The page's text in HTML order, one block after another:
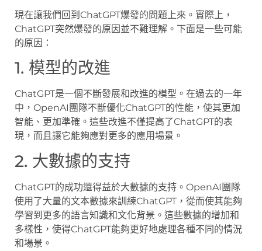
現在讓我們回到ChatGPT爆發的問題上來。實際上，
ChatGPT突然爆發的原因並不難理解。下面是一些可能
的原因：
1. 模型的改進
ChatGPT是一個不斷發展和改進的模型。在過去的一年
中，OpenAI團隊不斷優化ChatGPT的性能，使其更加
智能、更加準確。這些改進不僅提高了ChatGPT的表
現，而且讓它能夠應對更多的應用場景。
2. 大數據的支持
ChatGPT的成功還得益於大數據的支持。OpenAI團隊
使用了大量的文本數據來訓練ChatGPT，從而使其能夠
學習到更多的語言知識和文化背景。這些數據的增加和
多樣性，使得ChatGPT能夠更好地處理各種不同的情況
和場景。